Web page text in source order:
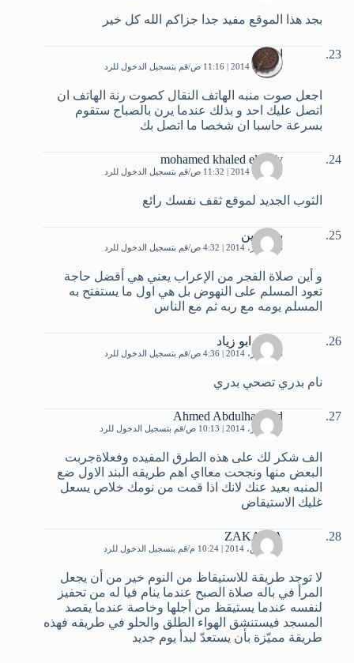
بجد هذا الموقع مفيد جدا جزاكم الله كل خير
ايناس
5 فبراير، 2014 | 11:16 ص قم بتسجيل الدخول للرد
اجعل صوت منبه الهاتف النقال كصوت رنة الهاتف ان
اتصل عليك احد و بذلك عندما يرن بالصباح ستقوم
بسرعة حاسبا ان شخصا ما اتصل بك
mohamed khaled elafefy
5 فبراير، 2014 | 11:32 ص قم بتسجيل الدخول للرد
الثوب الجديد لموقع ثقف نفسك رائع
بدرالدين
16 فبراير، 2014 | 4:32 ص قم بتسجيل الدخول للرد
و أين صلاة الفجر من الإعراب يعني هي أقضل حاجة
تعود المسلم على النهوض بل هي اول ما يستفتح به
المسلم يومه مع ربه ثم مع الناس
محمد ابو زياد
16 فبراير، 2014 | 4:36 ص قم بتسجيل الدخول للرد
نام بدري تصحي بدري
Ahmed Abdulhameed
16 فبراير، 2014 | 10:13 ص قم بتسجيل الدخول للرد
الف شكر لك على هذه الطرق المفيده وفعلاةجربت
البعض منها ونجحت معااي اهم طريقه البند الاول ضع
المنبه بعيد عنك لانك اذا قمت من نومك خلاص يسعل
غليك الاستيقاض
ZAKARIA
24 مارس، 2014 | 10:24 م قم بتسجيل الدخول للرد
لا توجد طريقة للاستيقاظ من النوم خير من أن يجعل
المرأ في باله صلاة الصبح عندما ينام فيا له من تحفيز
لنفسه عندما يستيقظ من أجلها وخاصة عندما يقصد
المسجد فيستنشق الهواء الطلق والحلو في طريقه فهذه
طريقة مميّزة بأن يستعدّ لبدأ يوم جديد